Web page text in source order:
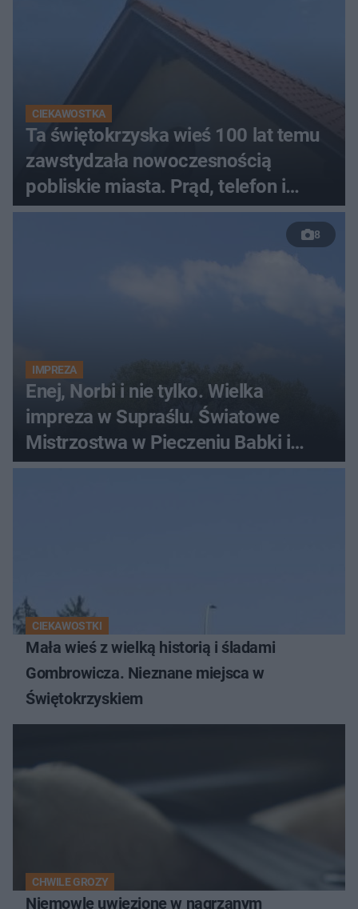
CIEKAWOSTKA
Ta świętokrzyska wieś 100 lat temu
zawstydzała nowoczesnością
pobliskie miasta. Prąd, telefon i
luksusowa auta
8
IMPREZA
Enej, Norbi i nie tylko. Wielka
impreza w Supraślu. Światowe
Mistrzostwa w Pieczeniu Babki i
Kiszki Ziemniaczanej
CIEKAWOSTKI
Mała wieś z wielką historią i śladami
Gombrowicza. Nieznane miejsca w
Świętokrzyskiem
CHWILE GROZY
Niemowlę uwięzione w nagrzanym